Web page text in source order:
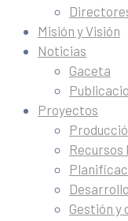
Misión y Visión
Noticias
Gaceta
Proyectos
Recursos
Gestión y